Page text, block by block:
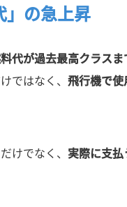
」の急上昇
代が過去最高クラス
ではなく、 飛行機で
けでなく、 実際に支